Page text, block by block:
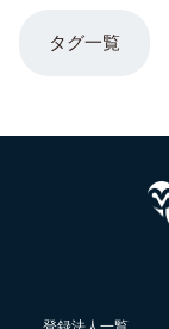
タグ一覧